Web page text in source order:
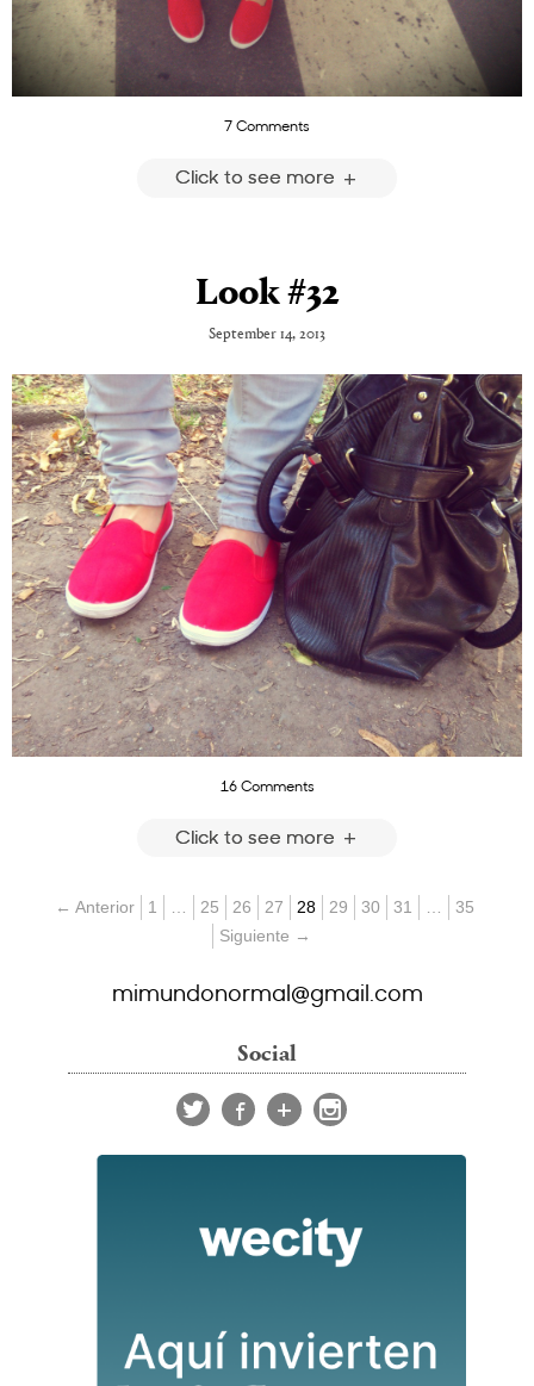
7 Comments
Click to see more
Look #32
September 14, 2013
16 Comments
Click to see more
← Anterior 1 25 26 27 28 29 30 31
35
Siguiente →
mimundonormal@gmail.com
Social